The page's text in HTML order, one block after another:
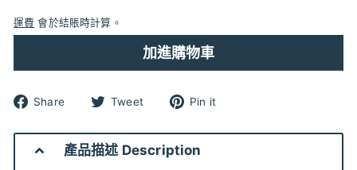
運費 會於結賬時計算。
加進購物車
Share
到
Facebook
Tweet
到
Twitter
Pin it
到
產品描述 Description